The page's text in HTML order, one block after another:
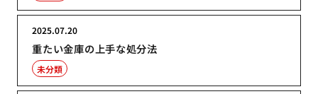
重たい金庫の上手な処分法
2025.07.20
未分類